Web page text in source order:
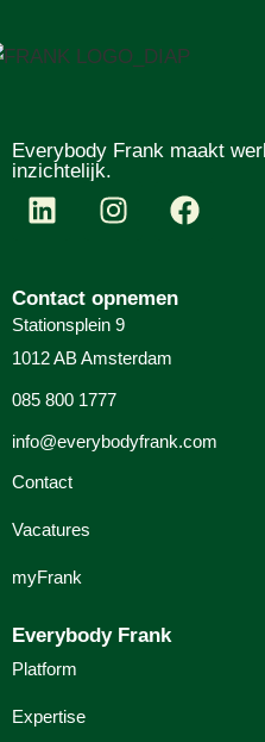
Everybody Frank maakt
inzichtelijk.
Contact opnemen
Stationsplein 9
1012 AB Amsterdam
085 800 1777
info@everybodyfrank.com
Contact
Vacatures
myFrank
Everybody Frank
Platform
Expertise